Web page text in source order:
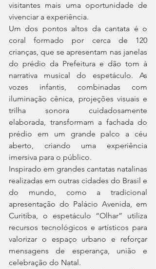
visitantes mais uma oportunidade de
vivenciar a experiência.
Um dos pontos altos da cantata é o
coral formado por cerca de 120
crianças, que se apresentam nas janelas
do prédio da Prefeitura e dão tom à
narrativa musical do espetáculo. As
vozes infantis, combinadas com
iluminação cênica, projeções visuais e
trilha sonora cuidadosamente
elaborada, transformam a fachada do
prédio em um grande palco a céu
aberto, criando uma experiência
imersiva para o público.
Inspirado em grandes cantatas natalinas
realizadas em outras cidades do Brasil e
do mundo, como a tradicional
apresentação do Palácio Avenida, em
Curitiba, o espetáculo “Olhar” utiliza
recursos tecnológicos e artísticos para
valorizar o espaço urbano e reforçar
mensagens de esperança, união e
celebração do Natal.